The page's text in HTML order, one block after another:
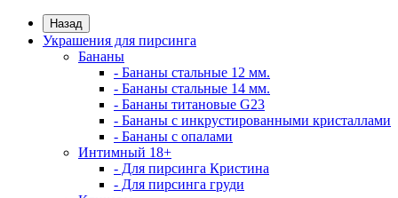
Назад
Украшения для пирсинга
Бананы
- Бананы стальные 12 мм.
- Бананы стальные 14 мм.
- Бананы титановые G23
- Бананы с инкрустированными кристаллами
- Бананы с опалами
Интимный 18+
- Для пирсинга Кристина
- Для пирсинга груди